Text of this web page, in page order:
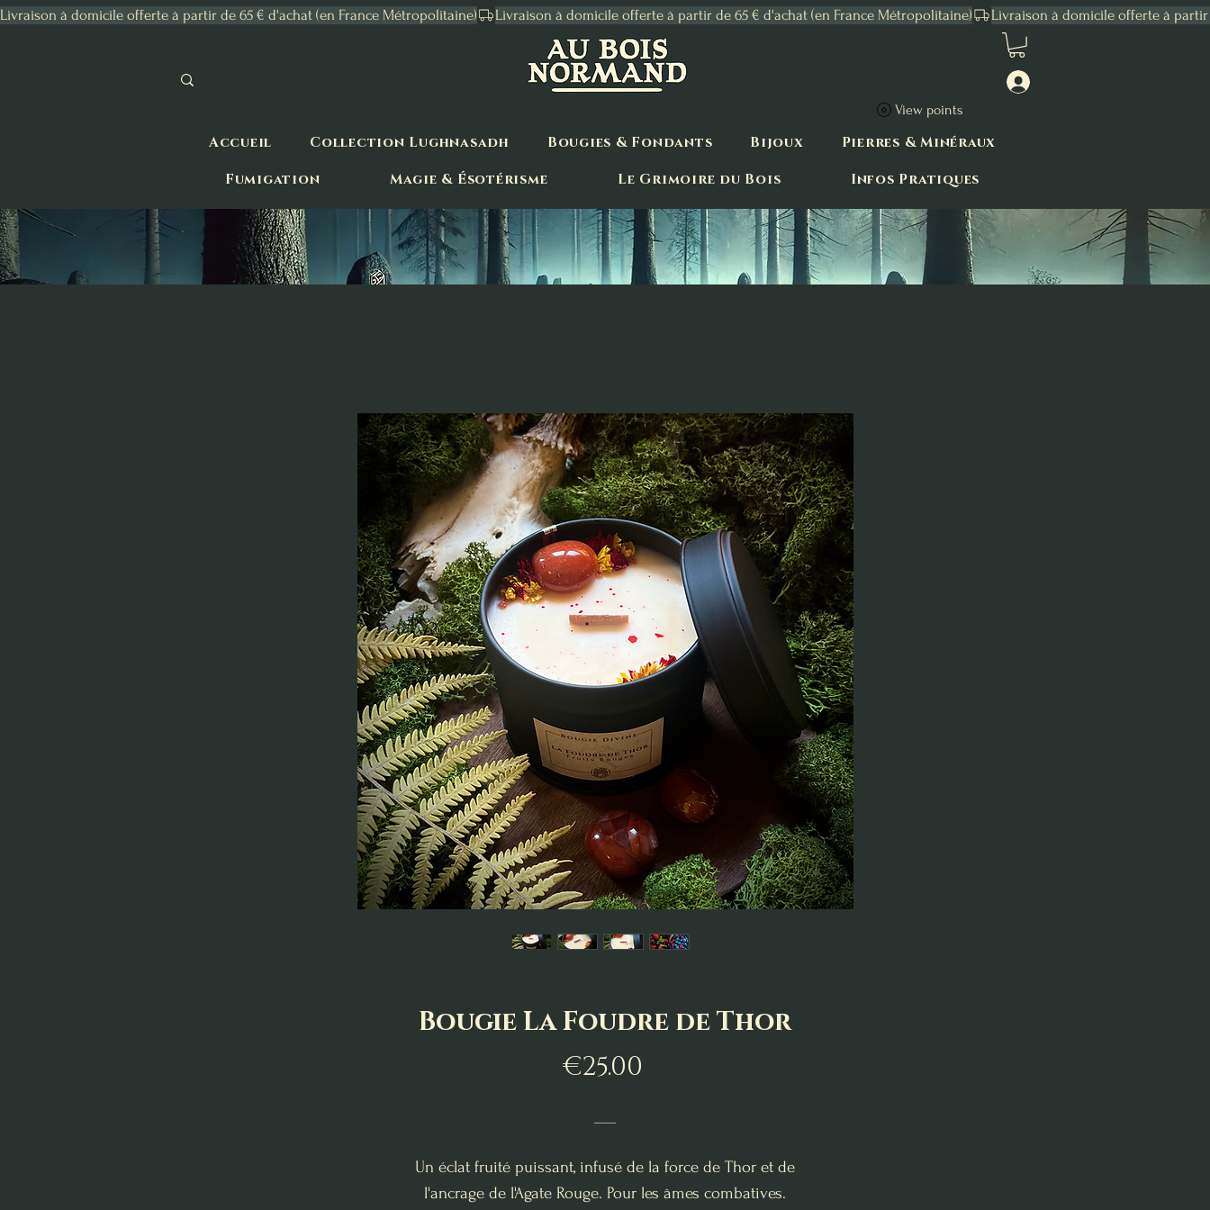
Livraison à domicile offerte à partir de 65 € d'achat (en France Métropolitaine)
Accueil Collection Lughnasadh Bougies & Fondants Bijoux
Pierres & Minéraux
Fumigation
Magie & Ésotérisme Le Grimoire du Bois Infos Pratiques
View points
Bougie La Foudre de Thor
€25.00
Un éclat fruité puissant, infusé de la force de Thor et de
l'ancrage de l'Agate Rouge. Pour les âmes combatives.